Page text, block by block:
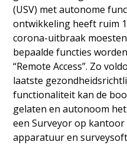
(USV) met autonome
ontwikkeling heeft ruim
corona-uitbraak
bepaalde functies
“Remote Access”. Zo
laatste
functionaliteit kan de
gelaten en autonoom
een Surveyor op
apparatuur en